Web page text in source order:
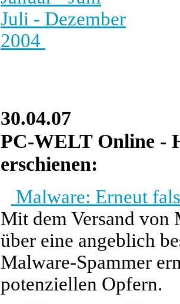
Juli - Dezember
2004
30.04.07
PC-WELT Online -
erschienen:
Malware: Erneut
Mit dem Versand von
über eine angeblich
Malware-Spammer
potenziellen Opfern.